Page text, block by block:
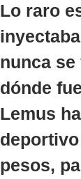
Lo raro
nunca
dónde
Lemus
pesos,